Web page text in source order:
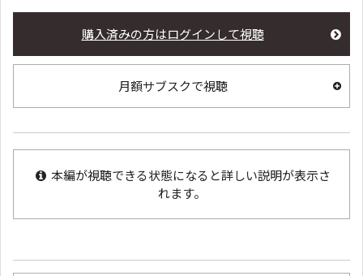
購入済みの方はログインして視聴
月額サブスクで視聴
本編が視聴できる状態になると詳しい説明が表示さ
れます。